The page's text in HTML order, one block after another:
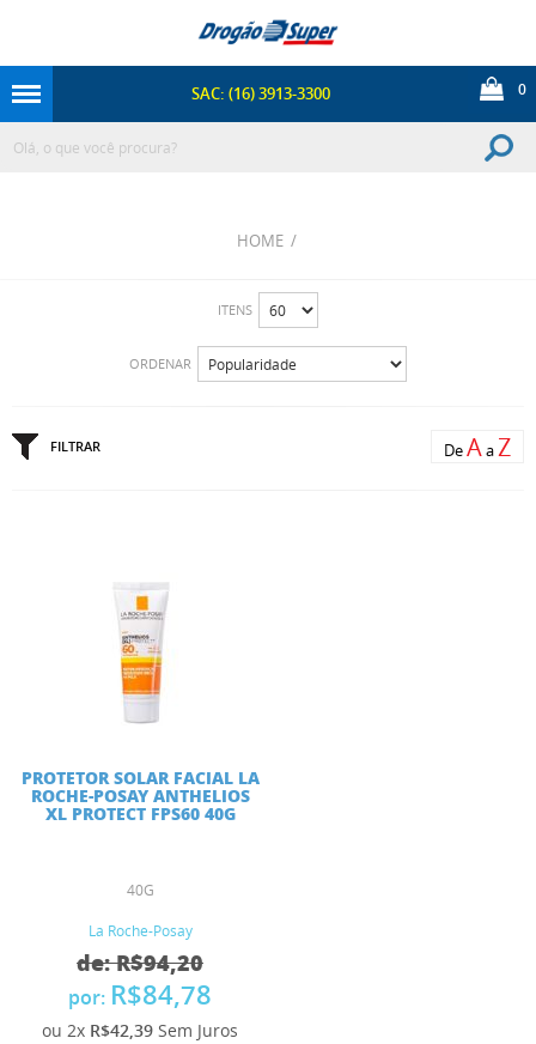
SAC: (16) 3913-3300 0
HOME/
ITENS
ORDENAR
FILTRAR DeAaZ
PROTETOR SOLAR FACIAL LA
ROCHE-POSAY ANTHELIOS
XL PROTECT FPS60 40G
40G
La Roche-Posay
de: R$94,20
por: R$84,78
ou 2x R$42,39 Sem Juros